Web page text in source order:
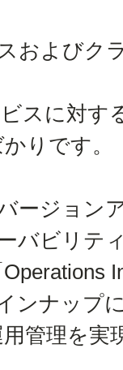
およびク
スに対す
りです。
ージョン
バビリテ
ンナップ
管理を